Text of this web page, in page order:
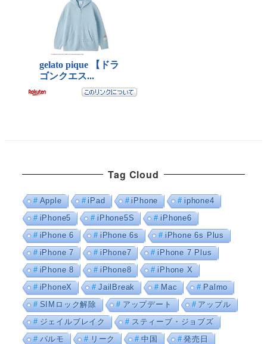
Tag Cloud
Apple iPad iPhone
iphone4
iPhone5
iPhone5S
iPhone6
iPhone 6
iPhone 6s
iPhone 6s Plus
iPhone 7
iPhone7
iPhone 7 Plus
iPhone 8
iPhone8
iPhone X
iPhoneX
JailBreak Mac
Palmo
SIMロック解除
アップデート
アップル
ジェイルブレイク
スティーブ・ジョブズ
パルモ
リーク 中国
発売日